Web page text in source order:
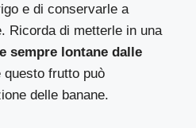
e di conservarle a
Ricorda di metterle in una
sempre lontane dalle
questo frutto può
delle banane.